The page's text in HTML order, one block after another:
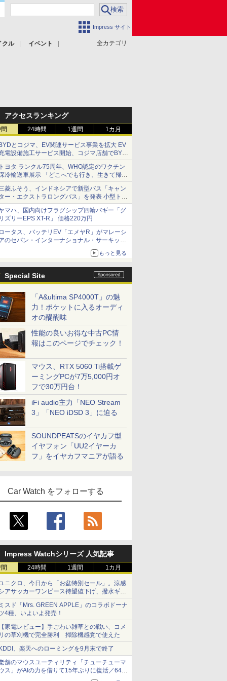
Impress サイト
全カテゴリ
クル
イベント
アクセスランキング
24時間 1週間 1カ月
BYDとコジマ、EV関連サービス事業を拡大 EV
電設備施工サービス開始、コジマ店舗でBYD
の展示・試乗イベントを強化
トヨタ ランクル75周年、WHO認定のワクチン
冷輸送車展示 「どこへでも行き、生きて帰っ
こられる」ランドクルーザーで命をつなぐ
菱ふそう、インドネシアで新型バス「キャン
ー・エクストラロングバス」を発表 小型トラ
クベースの観光・旅客輸送向けバス
マハ、国内向けフラグシップ四輪バギー「グ
リズリーEPS XT-R」 価格220万円
ロータス、バッテリEV「エメヤR」がマレーシ
のセパン・インターナショナル・サーキット
もっと見る
Special Site
「A&ultima SP4000T」の魅
力！ポケットに入るオーディ
オの醍醐味
性能の良いお得な中古PC情
報はこのページでチェック！
マウス、RTX 5060 Ti搭載ゲ
ーミングPCが7万5,000円オ
フで30万円台！
iFi audio主力「NEO Stream
3」「NEO iDSD 3」に迫る
SOUNDPEATSのイヤカフ型
イヤフォン「UU2イヤーカ
フ」をイヤカフマニアが語る
Car Watch をフォローする
Impress Watchシリーズ 人気記事
24時間 1週間 1カ月
ニクロ、今日から「お盆特別セール」。涼感
アサッカーワンピース待望値下げ、撥水ギア
ョーツは1990円に
ミスド「Mrs. GREEN APPLE」のコラボドーナ
4種、いよいよ発売！
【家電レビュー】手ごわい雑草との戦い、コメ
リの草刈機で完全勝利 掃除機感覚で使えた
KDDI、楽天へのローミングを9月末で終了
舗のマウスユーティリティ「チューチューマ
ス」がAIの力を借りて15年ぶりに復活／64bit
化、Windows 10/11、「Chrome」も走り回